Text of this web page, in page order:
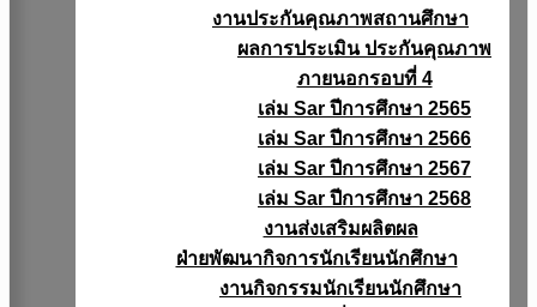
งานประกันคุณภาพสถานศึกษา
ผลการประเมิน ประกันคุณภาพ
ภายนอกรอบที่ 4
เล่ม Sar ปีการศึกษา 2565
เล่ม Sar ปีการศึกษา 2566
เล่ม Sar ปีการศึกษา 2567
เล่ม Sar ปีการศึกษา 2568
งานส่งเสริมผลิตผล
ฝ่ายพัฒนากิจการนักเรียนนักศึกษา
งานกิจกรรมนักเรียนนักศึกษา